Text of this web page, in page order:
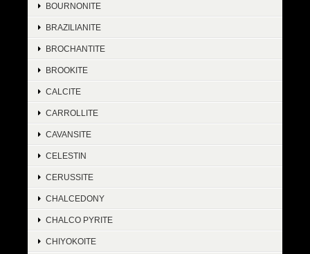
BOURNONITE
BRAZILIANITE
BROCHANTITE
BROOKITE
CALCITE
CARROLLITE
CAVANSITE
CELESTIN
CERUSSITE
CHALCEDONY
CHALCO PYRITE
CHIYOKOITE